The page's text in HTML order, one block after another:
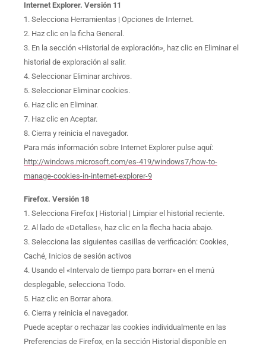
Internet Explorer. Versión 11
1. Selecciona Herramientas | Opciones de Internet.
2. Haz clic en la ficha General.
3. En la sección «Historial de exploración», haz clic en Eliminar el
historial de exploración al salir.
4. Seleccionar Eliminar archivos.
5. Seleccionar Eliminar cookies.
6. Haz clic en Eliminar.
7. Haz clic en Aceptar.
8. Cierra y reinicia el navegador.
Para más información sobre Internet Explorer pulse aquí:
http://windows.microsoft.com/es-419/windows7/how-to-
manage-cookies-in-internet-explorer-9
Firefox. Versión 18
1. Selecciona Firefox | Historial | Limpiar el historial reciente.
2. Al lado de «Detalles», haz clic en la flecha hacia abajo.
3. Selecciona las siguientes casillas de verificación: Cookies,
Caché, Inicios de sesión activos
4. Usando el «Intervalo de tiempo para borrar» en el menú
desplegable, selecciona Todo.
5. Haz clic en Borrar ahora.
6. Cierra y reinicia el navegador.
Puede aceptar o rechazar las cookies individualmente en las
Preferencias de Firefox, en la sección Historial disponible en